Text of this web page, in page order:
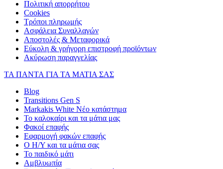
Πολιτική απορρήτου
Cookies
Τρόποι πληρωμής
Ασφάλεια Συναλλαγών
Αποστολές & Μεταφορικά
Εύκολη & γρήγορη επιστροφή προϊόντων
Ακύρωση παραγγελίας
ΤΑ ΠΑΝΤΑ ΓΙΑ ΤΑ ΜΑΤΙΑ ΣΑΣ
Blog
Transitions Gen S
Markakis White Νέο κατάστημα
Το καλοκαίρι και τα μάτια μας
Φακοί επαφής
Εφαρμογή φακών επαφής
Ο Η/Υ και τα μάτια σας
Το παιδικό μάτι
Αμβλυωπία